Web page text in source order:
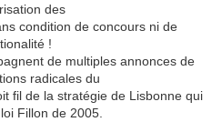
des
condition de concours ni de
!
de multiples annonces de
radicales du
fil de la stratégie de Lisbonne qui
Fillon de 2005.